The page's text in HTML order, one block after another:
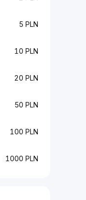
5 PLN
10 PLN
20 PLN
50 PLN
100 PLN
1000 PLN